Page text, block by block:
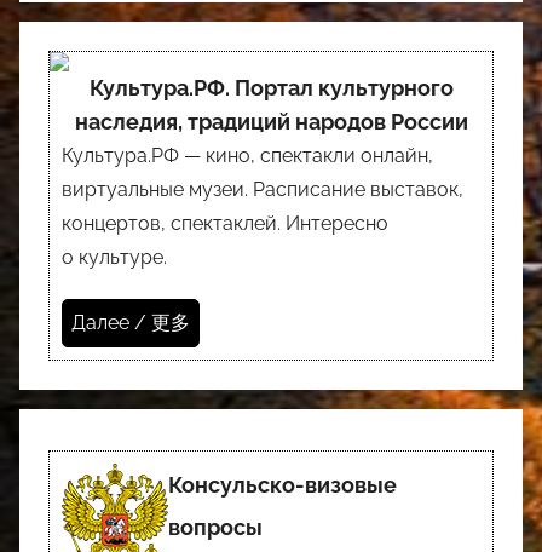
Культура.РФ. Портал культурного
наследия, традиций народов России
Культура.РФ — кино, спектакли онлайн,
виртуальные музеи. Расписание выставок,
концертов, спектаклей. Интересно
о культуре.
Далее / 更多
Консульско-визовые
вопросы